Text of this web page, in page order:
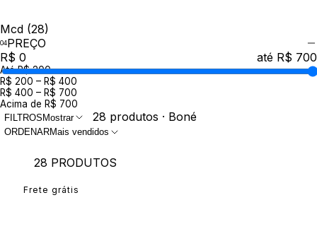
Mcd (28)
PREÇO
R$ 0
até R$ 700
Até R$ 200
R$ 200 – R$ 400
R$ 400 – R$ 700
Acima de R$ 700
FILTROS Mostrar 28 produtos · Boné
ORDENARMais vendidos
28 PRODUTOS
Frete grátis